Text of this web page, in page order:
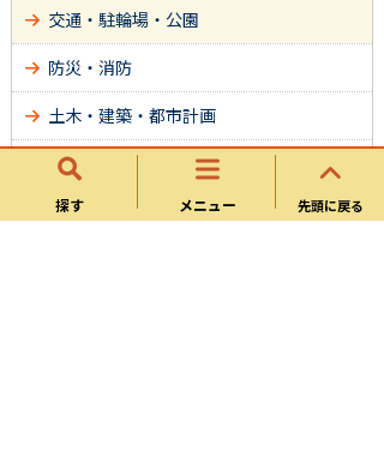
探す メニュー 先頭に戻る
交通・駐輪場・公園
防災・消防
土木・建築・都市計画
水道・下水道
文化・スポーツ・図書館・地区センター